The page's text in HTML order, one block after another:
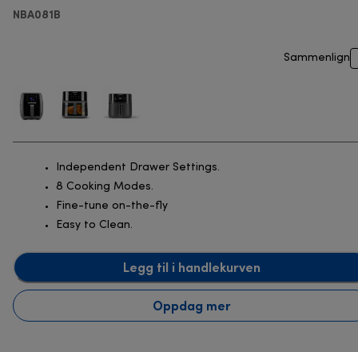
NBA081B
Sammenlign
Independent Drawer Settings.
8 Cooking Modes.
Fine-tune on-the-fly
Easy to Clean.
Legg til i handlekurven
Oppdag mer